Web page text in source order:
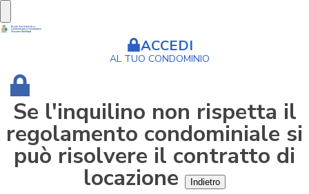
ACCEDI
AL TUO CONDOMINIO
Se l'inquilino non rispetta il
regolamento condominiale si
può risolvere il contratto di
locazione